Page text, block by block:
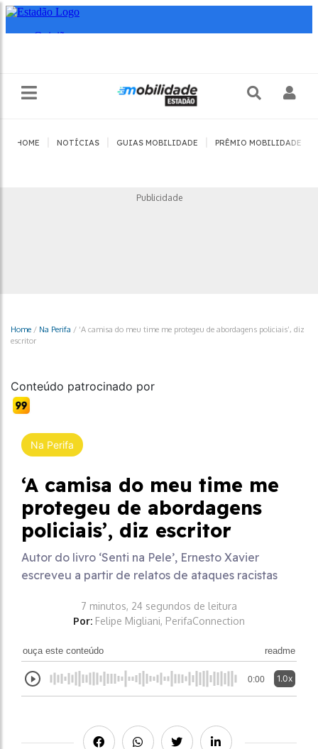
HOME NOTÍCIAS GUIAS MOBILIDADE PRÊMIO MOBILIDADE
Publicidade
Home / Na Perifa / ‘A camisa do meu time me protegeu de abordagens policiais’, diz
escritor
Conteúdo patrocinado por
Na Perifa
‘A camisa do meu time me
protegeu de abordagens
policiais’, diz escritor
Autor do livro ‘Senti na Pele’, Ernesto Xavier
escreveu a partir de relatos de ataques racistas
7 minutos, 24 segundos de leitura
Por: Felipe Migliani, PerifaConnection
ouça este conteúdo readme
0:00 1.0x